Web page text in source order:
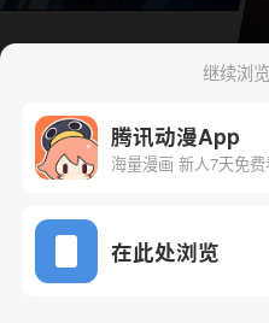
下一话
继续浏
腾讯动漫App
海量漫画 新人7天免
在此处浏览